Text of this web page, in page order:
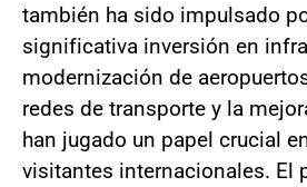
también ha sido impulsado
significativa inversión en
modernización de
redes de transporte y la
han jugado un papel crucial
visitantes internacionales. El